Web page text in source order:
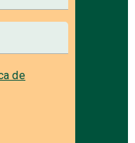
de